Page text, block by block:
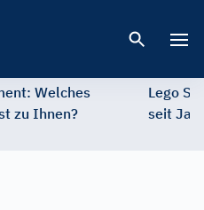
Welches
zu Ihnen?
Lego
seit